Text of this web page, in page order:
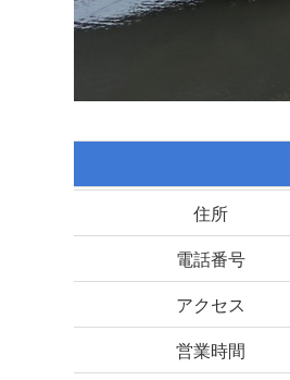
住所
電話番号
アクセス
営業時間